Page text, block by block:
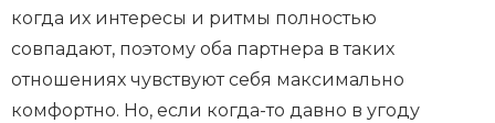
когда их интересы и ритмы полностью
совпадают, поэтому оба партнера в таких
отношениях чувствуют себя максимально
комфортно. Но, если когда-то давно в угоду